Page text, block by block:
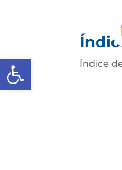
Abrir barra de Índice